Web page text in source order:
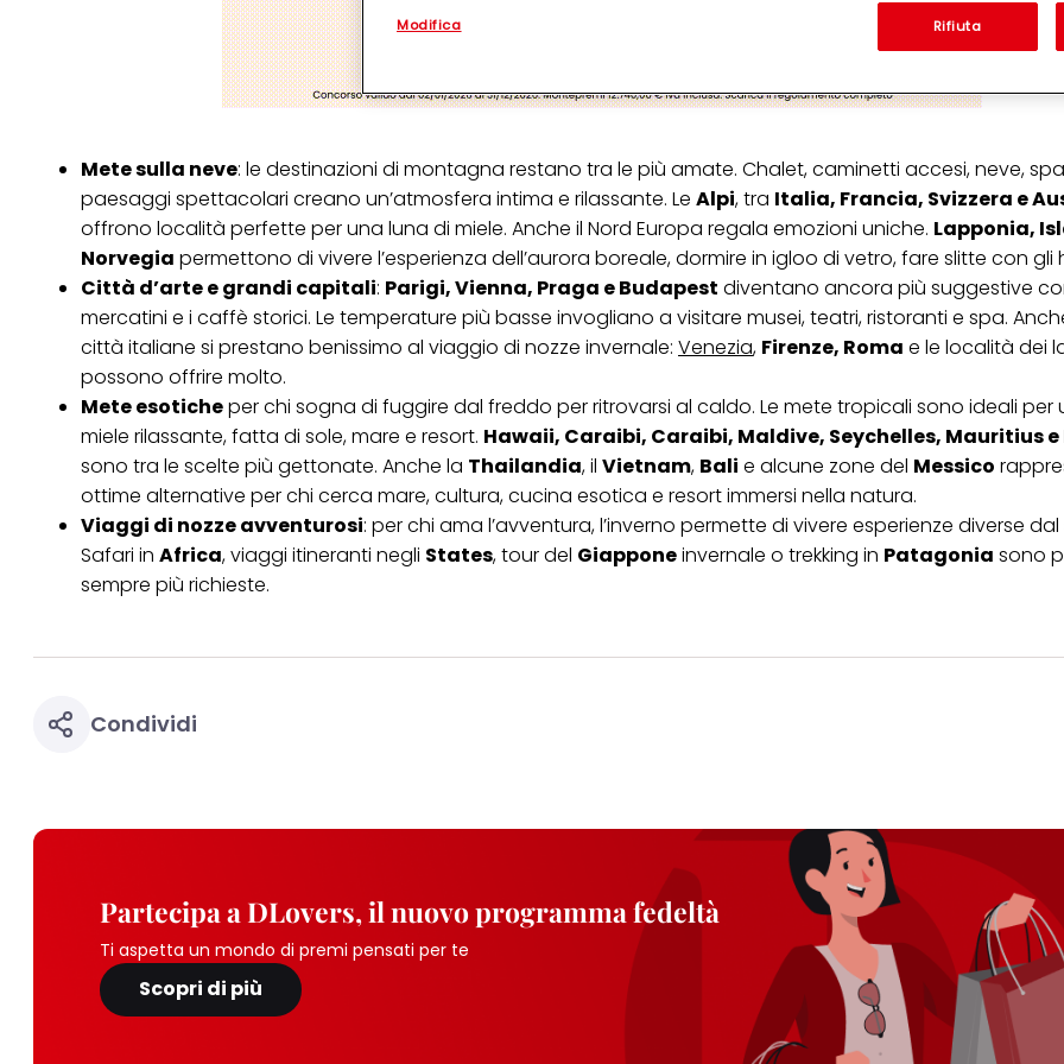
Mete sulla neve: le destinazioni di montagna restano tra le più amate. Chalet, caminetti accesi, neve,
paesaggi spettacolari creano un’atmosfera intima e rilassante. Le Alpi, tra Italia, Francia, Svizzera e
offrono località perfette per una luna di miele. Anche il Nord Europa regala emozioni uniche. Lapponia,
Norvegia permettono di vivere l’esperienza dell’aurora boreale, dormire in igloo di vetro, fare slitte con gli
Città d’arte e grandi capitali: Parigi, Vienna, Praga e Budapest diventano ancora più suggestive
mercatini e i caffè storici. Le temperature più basse invogliano a visitare musei, teatri, ristoranti e spa.
città italiane si prestano benissimo al viaggio di nozze invernale: Venezia, Firenze, Roma e le località dei
possono offrire molto.
Mete esoticheper chi sogna di fuggire dal freddo per ritrovarsi al caldo. Le mete tropicali sono ideali per
miele rilassante, fatta di sole, mare e resort. Hawaii, Caraibi, Caraibi, Maldive, Seychelles, Mauritius e
sono tra le scelte più gettonate. Anche la Thailandia, il Vietnam, Bali e alcune zone del Messico
ottime alternative per chi cerca mare, cultura, cucina esotica e resort immersi nella natura.
Viaggi di nozze avventurosi: per chi ama l’avventura, l’inverno permette di vivere esperienze diverse dal
Safari in Africa, viaggi itineranti negli States, tour del Giapponeinvernale o trekking in Patagonia sono
sempre più richieste.
Condividi
Partecipa a DLovers, il nuovo programma fedeltà
Ti aspetta un mondo di premi pensati per te
Scopri di più
. Analizzeremo il tuo utilizzo di questo sito Web e le tue interazioni commerciali
(rispettivamente dell'azienda per cui lavori) per) e su tale base tracciare i tuoi acquisti dei nostri
terzi, conservare le nostre informazioni sulle entità commerciali e creare profili individuali su di te
identificati) su questo sito web e altri media (di terzi) tramite i dispositivi assegnati a te o alla tua
Puoi trovare maggiori informazioni sul trattamento dei tuoi dati nella nostra Informativa sulla
collegata nel piè di pagina (Sezione "Cookie, Pixel, Impronte digitali e tecnologie simili"). Puoi
qualsiasi momento con effetto per il futuro disabilitando i cookie sul nostro sito web nella sezione
collegata nel piè di pagina. Per ulteriori informazioni sui cookie utilizzati su questo sito Web, in
periodo di conservazione, consultare le informazioni dettagliate su ciascun cookie disponibili
"modifica" di seguito".
Se fai clic su "Modifica" potrai trovare maggiori informazioni sul trattamento dei tuoi dati / sull'uso
per uno o più degli scopi sopra menzionati. Cliccando su "Accetta tutto", acconsenti all'uso dei
tuoi dati personali per tutte le finalità sopra indicate. Se fai clic su "Rifiuta", verranno utilizzati solo i
Modifica Rifiuta